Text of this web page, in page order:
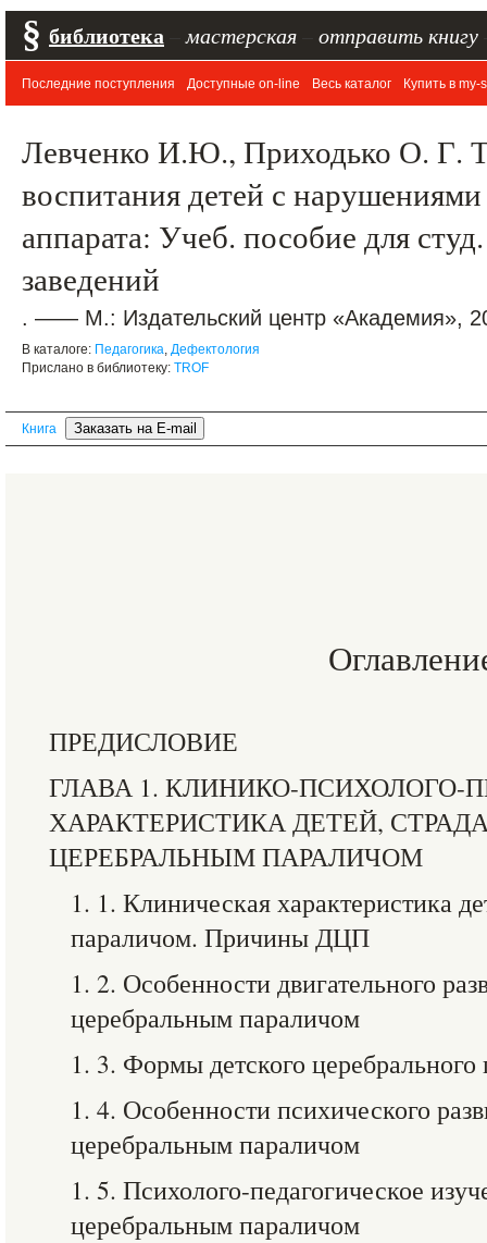
§ библиотека мастерская отправить книгу
Последние поступления Доступные on-line Весь каталог Купить в my-
Левченко И.Ю., Приходько О. Г.
воспитания детей с
аппарата: Учеб. пособие для
заведений
. —— М.: Издательский центр «Академия»,
В каталоге: Педагогика, Дефектология
Прислано в библиотеку: TROF
Книга
ПРЕДИСЛОВИЕ
ГЛАВА 1. КЛИНИКО-ПСИХОЛОГО-
ХАРАКТЕРИСТИКА ДЕТЕЙ,
ЦЕРЕБРАЛЬНЫМ ПАРАЛИЧОМ
1. 1. Клиническая характеристика
параличом. Причины ДЦП
1. 2. Особенности двигательного
церебральным параличом
1. 3. Формы детского церебрального
1. 4. Особенности психического
церебральным параличом
1. 5. Психолого-педагогическое
церебральным параличом